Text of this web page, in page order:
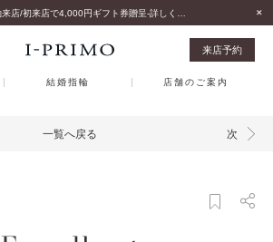
来店予約
結婚指輪 店舗のご案内
一覧へ戻る 次